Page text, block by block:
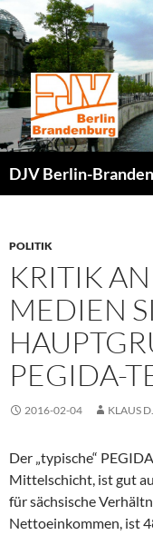
Zum
Inhalt
springen
DJV Berlin-
POLITIK
KRITIK
MEDIEN
PEGIDA-
2016-02-04 KLAUS
Der „typische“
Mittelschicht, ist gut
für sächsische
Nettoeinkommen, ist